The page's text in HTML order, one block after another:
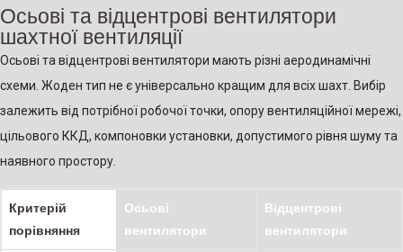
Осьові та відцентрові вентилятори
шахтної вентиляції
Осьові та відцентрові вентилятори мають різні аеродинамічні
схеми. Жоден тип не є універсально кращим для всіх шахт. Вибір
залежить від потрібної робочої точки, опору вентиляційної мережі,
цільового ККД, компоновки установки, допустимого рівня шуму та
наявного простору.
Критерій
порівняння
Осьові
вентилятори
Відцентрові
вентилятори